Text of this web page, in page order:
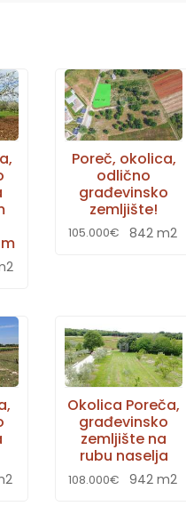
Poreč, okolica,
odlično
građevinsko
zemljište!
105.000€ 842 m2
Okolica Poreča,
građevinsko
zemljište na
rubu naselja
108.000€ 942 m2